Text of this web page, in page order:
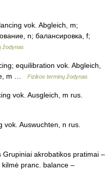
vok. Abgleich, m;
n; балансировка, f;
žodynas
equilibration vok. Abgleich,
m …
Fizikos terminų žodynas
vok. Ausgleich, m rus.
Auswuchten, n rus.
akrobatikos pratimai –
pranc. balance –